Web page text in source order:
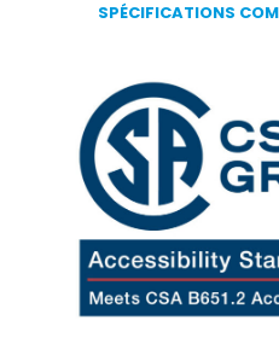
SPÉCIFICATIONS